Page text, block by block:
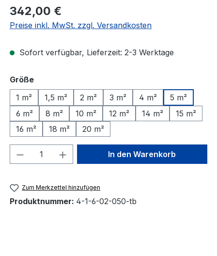
Regulärer Preis:
342,00 €
Preise inkl. MwSt. zzgl. Versandkosten
Sofort verfügbar, Lieferzeit: 2-3 Werktage
Größeauswählen
1 m²
1,5 m² 2 m² 3 m² 4 m²
5 m²
6 m²
8 m² 10 m² 12 m² 14 m²
15 m²
16 m²
18 m² 20 m²
Produkt Anzahl: Gib denIn den Warenkorb
Zum Merkzettel hinzufügen
Produktnummer: 4-1-6-02-050-tb